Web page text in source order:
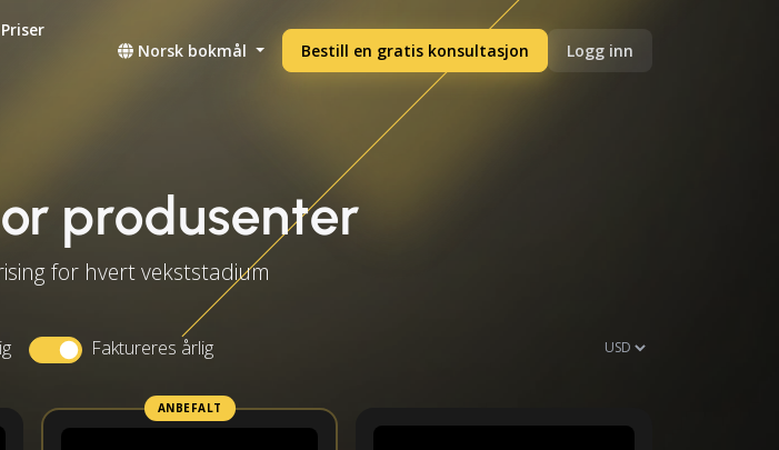
Priser
Norsk bokmål Bestill en gratis konsultasjon Logg inn
produsenter
for hvert vekststadium
Faktureres årlig
ANBEFALT